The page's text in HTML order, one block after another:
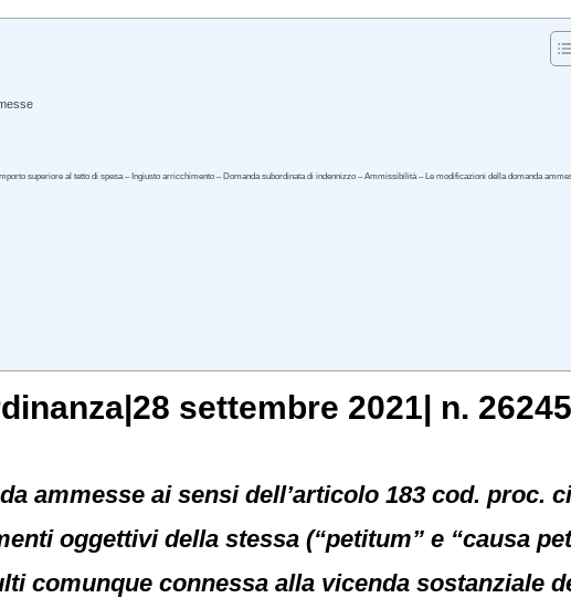
superiore al tetto di spesa – Ingiusto arricchimento – Domanda subordinata di indennizzo – Ammissibilità – Le modificazioni della domanda
settembre 2021| n.
ammesse ai sensi dell’articolo 183 cod. proc.
oggettivi della stessa (“petitum” e “causa
comunque connessa alla vicenda sostanziale